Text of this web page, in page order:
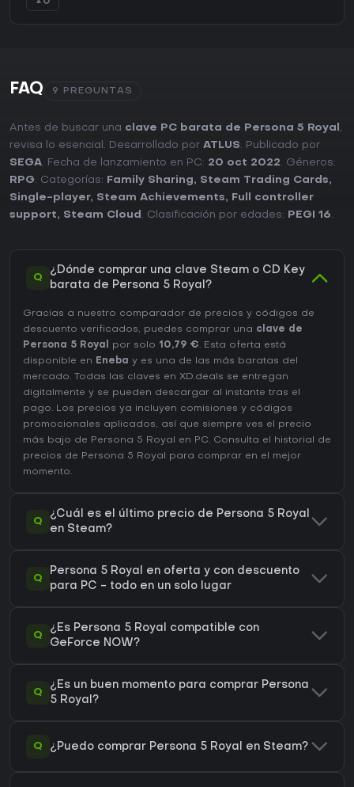
FAQ 9 PREGUNTAS
Antes de buscar una clave PC barata de Persona 5 Royal ,
revisa lo esencial. Desarrollado por ATLUS. Publicado por
SEGA. Fecha de lanzamiento en PC: 20 oct 2022. Géneros:
RPG. Categorías: Family Sharing, Steam Trading Cards,
Single-player, Steam Achievements,
Full controller
support, Steam Cloud . Clasificación por edades: PEGI 16.
Q
¿Dónde comprar una clave Steam o CD Key
barata de Persona 5 Royal?
Gracias a nuestro comparador de precios y códigos de
descuento verificados, puedes comprar una clave de
Persona 5 Royal
por solo 10,79 €. Esta oferta está
disponible en Eneba y es una de las más baratas del
mercado. Todas las claves en XD.deals se entregan
digitalmente y se pueden descargar al instante tras el
pago. Los precios ya incluyen comisiones y códigos
promocionales aplicados, así que siempre ves el precio
más bajo de Persona 5 Royal en PC. Consulta el
historial de
precios de Persona 5 Royal
para comprar en el mejor
momento.
Q
¿Cuál es el último precio de Persona 5 Royal
en Steam?
Q
Persona 5 Royal en oferta y con descuento
para PC - todo en un solo lugar
Q
¿Es Persona 5 Royal compatible con
GeForce NOW?
Q
¿Es un buen momento para comprar Persona
5 Royal?
Q ¿Puedo comprar Persona 5 Royal en Steam?